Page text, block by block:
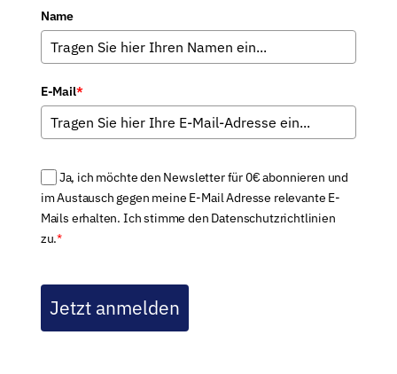
Name
E-Mail*
Ja, ich möchte den Newsletter für 0€ abonnieren und
im Austausch gegen meine E-Mail Adresse relevante E-
Mails erhalten. Ich stimme den Datenschutzrichtlinien
zu.*
Jetzt anmelden